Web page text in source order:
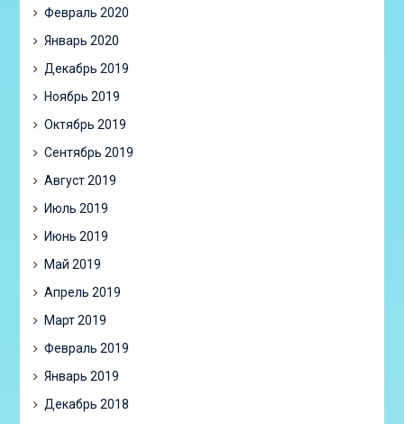
Февраль 2020
Январь 2020
Декабрь 2019
Ноябрь 2019
Октябрь 2019
Сентябрь 2019
Август 2019
Июль 2019
Июнь 2019
Май 2019
Апрель 2019
Март 2019
Февраль 2019
Январь 2019
Декабрь 2018